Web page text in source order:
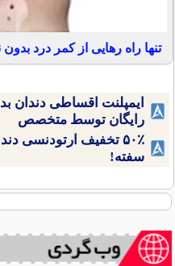
تنها راه رهایی از کمر درد
ایمپلنت اقساطی دندان
رایگان توسط متخصص
۵۰٪ تخفیف ارتودنسی
سفته!